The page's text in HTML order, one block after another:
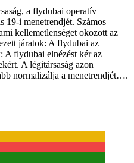
a flydubai operatív
19-i menetrendjét. Számos
kellemetlenséget okozott az
járatok: A flydubai az
A flydubai elnézést kér az
A légitársaság azon
normalizálja a menetrendjét….